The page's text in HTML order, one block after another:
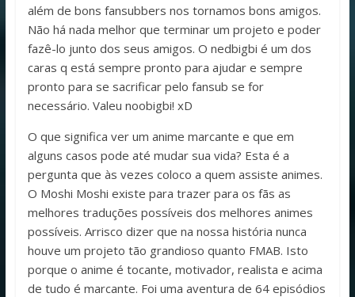
além de bons fansubbers nos tornamos bons amigos.
Não há nada melhor que terminar um projeto e poder
fazê-lo junto dos seus amigos. O nedbigbi é um dos
caras q está sempre pronto para ajudar e sempre
pronto para se sacrificar pelo fansub se for
necessário. Valeu noobigbi! xD
O que significa ver um anime marcante e que em
alguns casos pode até mudar sua vida? Esta é a
pergunta que às vezes coloco a quem assiste animes.
O Moshi Moshi existe para trazer para os fãs as
melhores traduções possíveis dos melhores animes
possíveis. Arrisco dizer que na nossa história nunca
houve um projeto tão grandioso quanto FMAB. Isto
porque o anime é tocante, motivador, realista e acima
de tudo é marcante. Foi uma aventura de 64 episódios